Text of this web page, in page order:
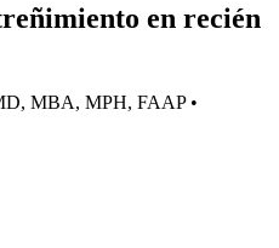
en recién
MBA, MPH, FAAP •